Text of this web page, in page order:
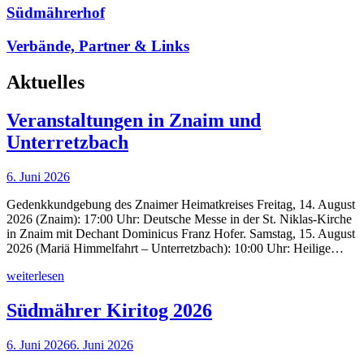
Südmährerhof
Verbände, Partner & Links
Aktuelles
Veranstaltungen in Znaim und
Unterretzbach
6. Juni 2026
Gedenkkundgebung des Znaimer Heimatkreises Freitag, 14. August
2026 (Znaim): 17:00 Uhr: Deutsche Messe in der St. Niklas-Kirche
in Znaim mit Dechant Dominicus Franz Hofer. Samstag, 15. August
2026 (Mariä Himmelfahrt – Unterretzbach): 10:00 Uhr: Heilige…
weiterlesen
Südmährer Kiritog 2026
6. Juni 20266. Juni 2026